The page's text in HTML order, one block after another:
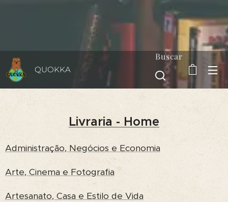
QUOKKA
Buscar
Livraria - Home
Administração, Negócios e Economia
Arte, Cinema e Fotografia
Artesanato, Casa e Estilo de Vida